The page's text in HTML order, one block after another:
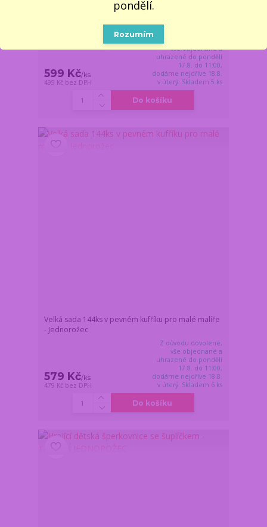
Mimozemský držák na sluchátka – Alien
599 Kč/ks
495 Kč bez DPH
vše objednané a
uhrazené do pondělí
17.8. do 11:00,
dodáme nejdříve 18.8.
v úterý. Skladem 5 ks
Do košíku
Velká sada 144ks v pevném kufříku pro malé malíře
- Jednorožec
579 Kč/ks
479 Kč bez DPH
Z důvodu dovolené,
vše objednané a
uhrazené do pondělí
17.8. do 11:00,
dodáme nejdříve 18.8.
v úterý. Skladem 6 ks
Do košíku
pondělí.
Rozumím